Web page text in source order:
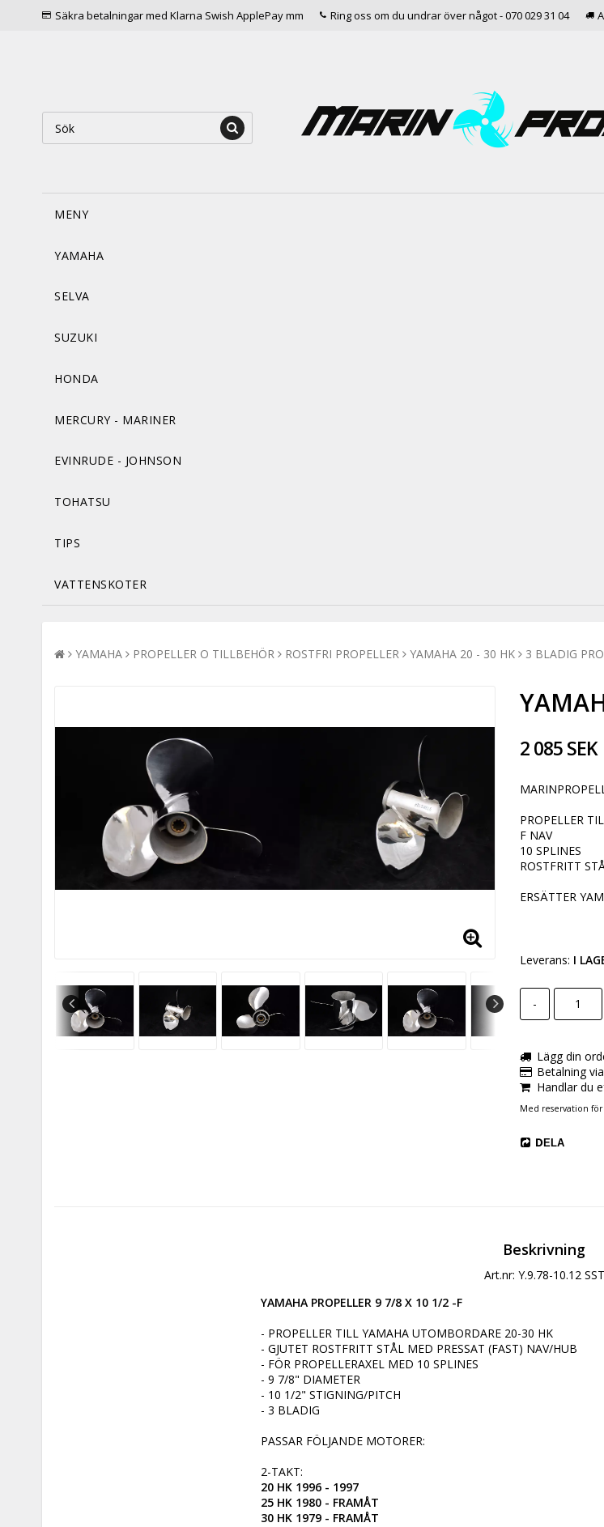
Säkra betalningar med Klarna Swish ApplePay mm Ring oss om du undrar över något - 070 029 31 04
MENY
YAMAHA
SELVA
SUZUKI
HONDA
MERCURY - MARINER
EVINRUDE - JOHNSON
TOHATSU
TIPS
VATTENSKOTER
YAMAHA PROPELLER O TILLBEHÖR ROSTFRI PROPELLER YAMAHA 20 - 30 HK 3 BLADIG
2 085 SEK
PROPELLER
F NAV
10 SPLINES
ROSTFRITT
ERSÄTTER
Leverans: I
-
Lägg din
Betalning
Handlar du
Med reservation för
DELA
Beskrivning
Art.nr: Y.9.78-10.12 SST
YAMAHA PROPELLER 9 7/8 X 10 1/2 -F
- PROPELLER TILL YAMAHA UTOMBORDARE 20-30 HK
- GJUTET ROSTFRITT STÅL MED PRESSAT (FAST) NAV/HUB
- FÖR PROPELLERAXEL MED 10 SPLINES
- 9 7/8" DIAMETER
- 10 1/2" STIGNING/PITCH
- 3 BLADIG
PASSAR FÖLJANDE MOTORER:
20 HK 1996 - 1997
25 HK 1980 - FRAMÅT
30 HK 1979 - FRAMÅT